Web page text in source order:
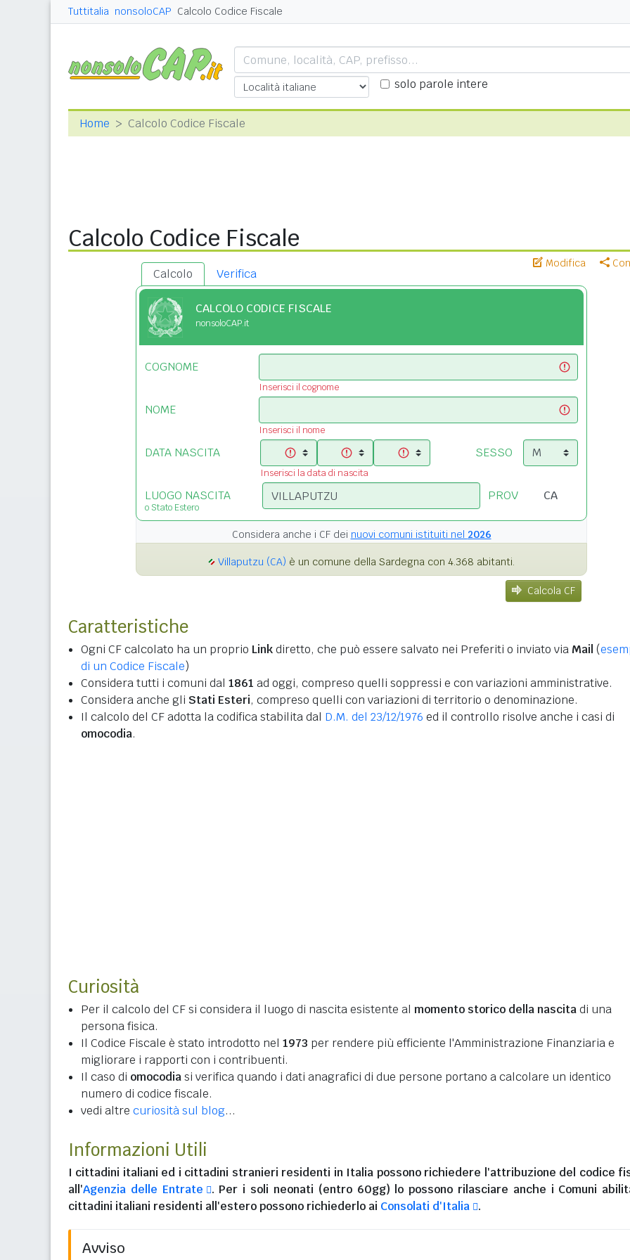
Tuttitalia nonsoloCAP Calcolo Codice Fiscale
solo parole intere
Home Calcolo Codice Fiscale
Calcolo Codice Fiscale
Modifica
Calcolo Verifica
CALCOLO CODICE FISCALE
nonsoloCAP.it
COGNOME
Inserisci il cognome
NOME
Inserisci il nome
DATA NASCITA
Inserisci la data di nascita
SESSO
LUOGO NASCITA
o Stato Estero
PROV
Considera anche i CF dei nuovi comuni istituiti nel 2026
Villaputzu (CA) è un comune della Sardegna con 4.368 abitanti.
Calcola CF
Caratteristiche
Ogni CF calcolato ha un proprio Linkdiretto, che può essere salvato nei Preferiti o inviato via Mail (
di un Codice Fiscale)
Considera tutti i comuni dal 1861 ad oggi, compreso quelli soppressi e con variazioni amministrative.
Considera anche gli Stati Esteri, compreso quelli con variazioni di territorio o denominazione.
Il calcolo del CF adotta la codifica stabilita dal D.M. del 23/12/1976 ed il controllo risolve anche i casi di
omocodia.
Curiosità
Per il calcolo del CF si considera il luogo di nascita esistente al momento storico della nascitadi una
persona fisica.
Il Codice Fiscale è stato introdotto nel 1973 per rendere più efficiente l'Amministrazione Finanziaria e
migliorare i rapporti con i contribuenti.
Il caso di omocodiasi verifica quando i dati anagrafici di due persone portano a calcolare un identico
numero di codice fiscale.
vedi altre curiosità sul blog...
Informazioni Utili
I cittadini italiani ed i cittadini stranieri residenti in Italia possono richiedere l'attribuzione del codice
all'Agenzia delle Entrate
. Per i soli neonati (entro 60gg) lo possono rilasciare anche i Comuni
cittadini italiani residenti all'esteropossono richiederlo ai Consolati d'Italia .
Avviso